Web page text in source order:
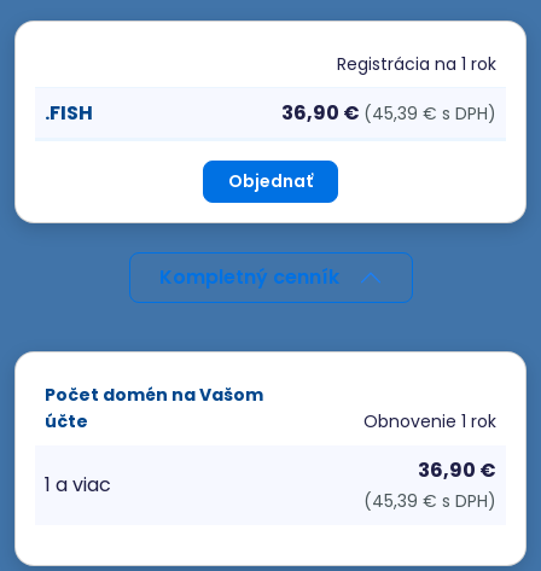
Registrácia na 1 rok
.FISH 36,90 € (45,39 € s DPH)
Objednať
Kompletný cenník
Počet domén na Vašom
účte
Obnovenie 1 rok
1 a viac
36,90 €
(45,39 € s DPH)